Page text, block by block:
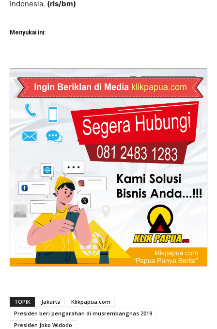
Indonesia. (rls/bm)
Menyukai ini:
TOPIK Jakarta
Klikpapua.com
Presiden beri pengarahan di musrembangnas 2019
Presiden Joko Widodo